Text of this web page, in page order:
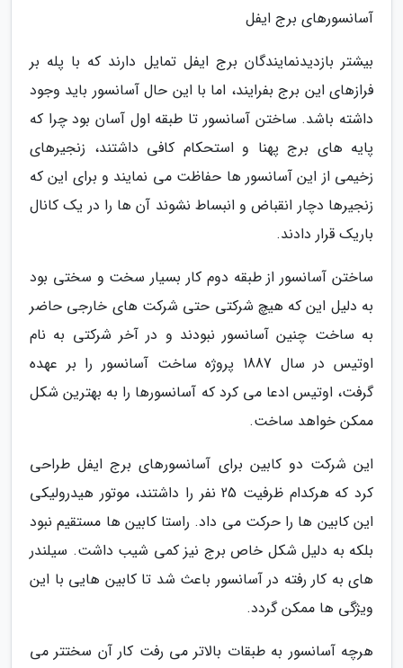
آسانسورهای برج ایفل
بیشتر بازدیدنمایندگان برج ایفل تمایل دارند که با پله بر
فرازهای این برج بفرایند، اما با این حال آسانسور باید وجود
داشته باشد. ساختن آسانسور تا طبقه اول آسان بود چرا که
پایه های برج پهنا و استحکام کافی داشتند، زنجیرهای
زخیمی از این آسانسور ها حفاظت می نمایند و برای این که
زنجیرها دچار انقباض و انبساط نشوند آن ها را در یک کانال
باریک قرار دادند.
ساختن آسانسور از طبقه دوم کار بسیار سخت و سختی بود
به دلیل این که هیچ شرکتی حتی شرکت های خارجی حاضر
به ساخت چنین آسانسور نبودند و در آخر شرکتی به نام
اوتیس در سال 1887 پروژه ساخت آسانسور را بر عهده
گرفت، اوتیس ادعا می کرد که آسانسورها را به بهترین شکل
ممکن خواهد ساخت.
این شرکت دو کابین برای آسانسورهای برج ایفل طراحی
کرد که هرکدام ظرفیت 25 نفر را داشتند، موتور هیدرولیکی
این کابین ها را حرکت می داد. راستا کابین ها مستقیم نبود
بلکه به دلیل شکل خاص برج نیز کمی شیب داشت. سیلندر
های به کار رفته در آسانسور باعث شد تا کابین هایی با این
ویژگی ها ممکن گردد.
هرچه آسانسور به طبقات بالاتر می رفت کار آن سختتر می